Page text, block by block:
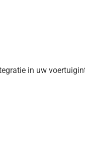
in uw